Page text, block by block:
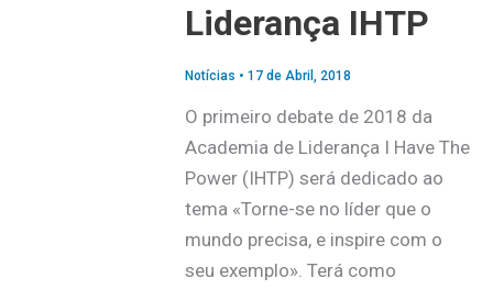
Liderança IHTP
Notícias • 17 de Abril, 2018
O primeiro debate de 2018 da
Academia de Liderança I Have The
Power (IHTP) será dedicado ao
tema «Torne-se no líder que o
mundo precisa, e inspire com o
seu exemplo». Terá como